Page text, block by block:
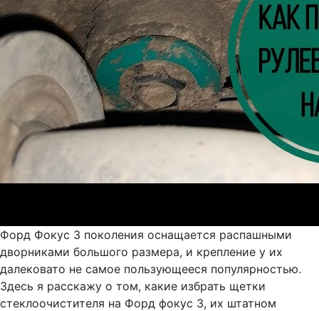
Форд Фокус 3 поколения оснащается распашными
дворниками большого размера, и крепление у их
далековато не самое пользующееся популярностью.
Здесь я расскажу о том, какие избрать щетки
стеклоочистителя на Форд фокус 3, их штатном